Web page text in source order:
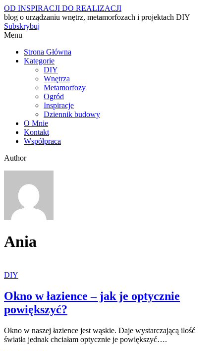
OD INSPIRACJI DO REALIZACJI
blog o urządzaniu wnętrz, metamorfozach i projektach DIY
Subskrybuj
Menu
Strona Główna
Kategorie
DIY
Wnętrza
Metamorfozy
Ogród
Inspiracje
Dziennik budowy
O Mnie
Kontakt
Współpraca
Author
Ania
DIY
Okno w łazience – jak je optycznie
powiększyć?
Okno w naszej łazience jest wąskie. Daje wystarczającą ilość
światła jednak chciałam optycznie je powiększyć….